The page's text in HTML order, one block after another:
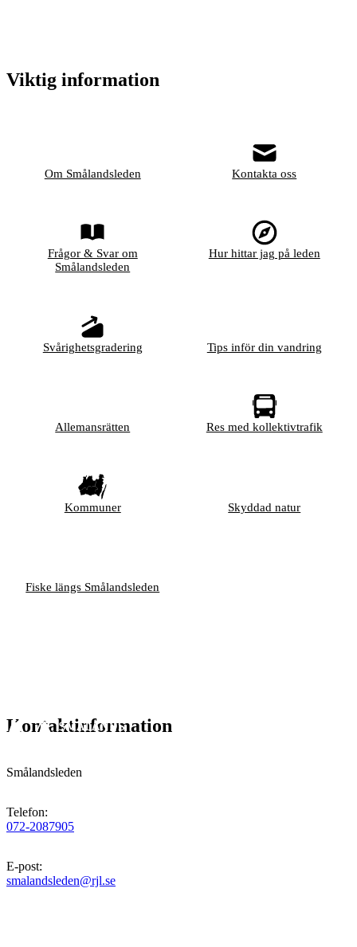
Viktig information
Om Smålandsleden Kontakta oss
Frågor & Svar om
Smålandsleden
Hur hittar jag på leden
Svårighetsgradering Tips inför din vandring
Allemansrätten Res med kollektivtrafik
Kommuner Skyddad natur
Fiske längs Smålandsleden
Kontaktinformation
Smålandsleden
Telefon:
072-2087905
E-post:
smalandsleden@rjl.se